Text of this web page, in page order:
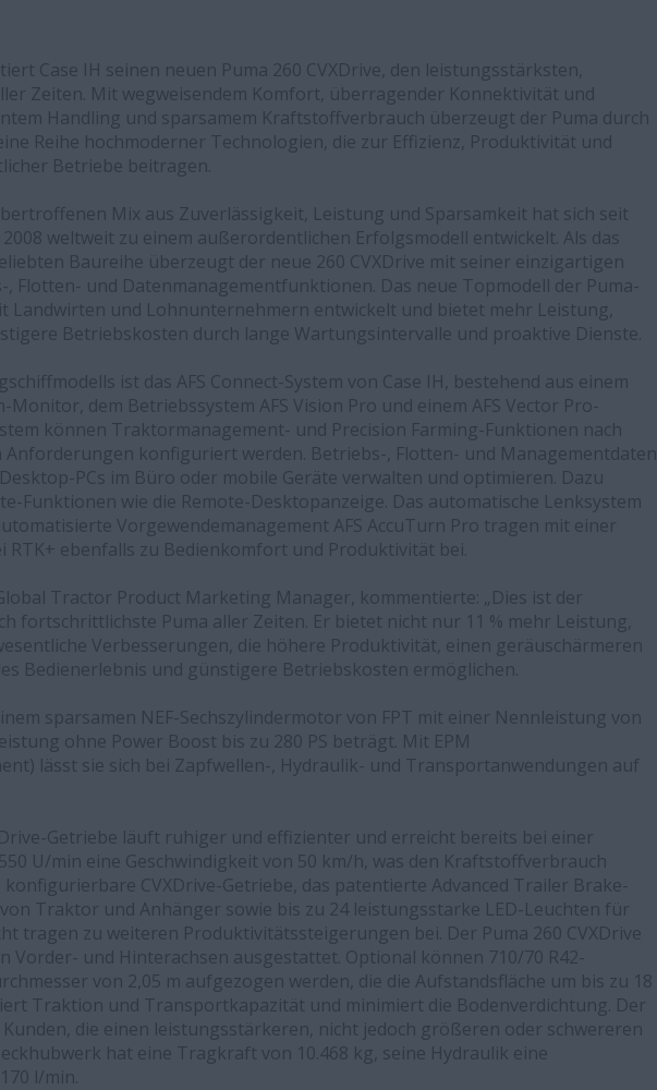
Case IH seinen neuen Puma 260 CVXDrive, den leistungsstärksten,
Zeiten. Mit wegweisendem Komfort, überragender Konnektivität und
Handling und sparsamem Kraftstoffverbrauch überzeugt der Puma durch
Reihe hochmoderner Technologien, die zur Effizienz, Produktivität und
Betriebe beitragen.
Mix aus Zuverlässigkeit, Leistung und Sparsamkeit hat sich seit
weltweit zu einem außerordentlichen Erfolgsmodell entwickelt. Als das
Baureihe überzeugt der neue 260 CVXDrive mit seiner einzigartigen
Flotten- und Datenmanagementfunktionen. Das neue Topmodell der Puma-
Landwirten und Lohnunternehmern entwickelt und bietet mehr Leistung,
Betriebskosten durch lange Wartungsintervalle und proaktive Dienste.
ist das AFS Connect-System von Case IH, bestehend aus einem
Monitor, dem Betriebssystem AFS Vision Pro und einem AFS Vector Pro-
können Traktormanagement- und Precision Farming-Funktionen nach
Anforderungen konfiguriert werden. Betriebs-, Flotten- und Managementdaten
PCs im Büro oder mobile Geräte verwalten und optimieren. Dazu
Funktionen wie die Remote-Desktopanzeige. Das automatische Lenksystem
Vorgewendemanagement AFS AccuTurn Pro tragen mit einer
RTK+ ebenfalls zu Bedienkomfort und Produktivität bei.
Tractor Product Marketing Manager, kommentierte: „Dies ist der
fortschrittlichste Puma aller Zeiten. Er bietet nicht nur 11 % mehr Leistung,
Verbesserungen, die höhere Produktivität, einen geräuschärmeren
Bedienerlebnis und günstigere Betriebskosten ermöglichen.
sparsamen NEF-Sechszylindermotor von FPT mit einer Nennleistung von
ohne Power Boost bis zu 280 PS beträgt. Mit EPM
lässt sie sich bei Zapfwellen-, Hydraulik- und Transportanwendungen auf
Getriebe läuft ruhiger und effizienter und erreicht bereits bei einer
U/min eine Geschwindigkeit von 50 km/h, was den Kraftstoffverbrauch
CVXDrive-Getriebe, das patentierte Advanced Trailer Brake-
Traktor und Anhänger sowie bis zu 24 leistungsstarke LED-Leuchten für
tragen zu weiteren Produktivitätssteigerungen bei. Der Puma 260 CVXDrive
Vorder- und Hinterachsen ausgestattet. Optional können 710/70 R42-
von 2,05 m aufgezogen werden, die die Aufstandsfläche um bis zu 18
Traktion und Transportkapazität und minimiert die Bodenverdichtung. Der
die einen leistungsstärkeren, nicht jedoch größeren oder schwereren
hat eine Tragkraft von 10.468 kg, seine Hydraulik eine
l/min.